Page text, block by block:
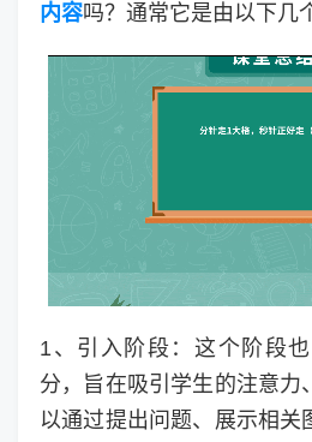
内容吗？通常它是由以下几
1、引入阶段：这个阶段
分，旨在吸引学生的注意力
以通过提出问题、展示相关